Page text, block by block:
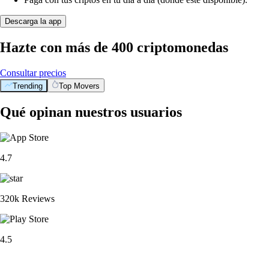
Descarga la app
Hazte con más de 400 criptomonedas
Consultar precios
Trending Top Movers
Qué opinan nuestros usuarios
4.7
320k Reviews
4.5